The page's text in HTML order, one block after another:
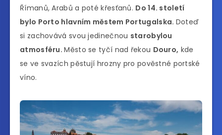
Římanů, Arabů a poté křesťanů. Do 14. století
bylo Porto hlavním městem Portugalska. Doteď
si zachovává svou jedinečnou starobylou
atmosféru.Město se tyčí nad řekou Douro, kde
se ve svazích pěstují hrozny pro pověstné portské
víno.